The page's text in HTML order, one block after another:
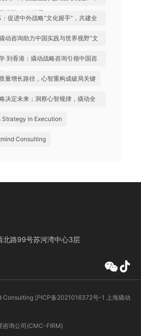
视野“文化握手”
促进中外战略“文化握手”，共建全
动咨询助力中国实践与世界视野“文
到香港：撬动战略咨询引领中国咨
量增长路径，心智重构成破局关键
决定未来；洞察心智规律，撬动全
Strategy in Execution
Consulting
北路99号苏河湾中心3层
Consulting 沪ICP备2021016372号-1
上海撬动
咨询公司(CMC-FIRM)